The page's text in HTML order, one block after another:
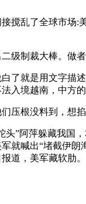
乱了全球市场:美
制裁大棒。做者
就是用文字描述
入境越南，中方
根没料到，想掐
阿萍躲藏我国，
就喊出“堵截伊
道，美军藏软肋